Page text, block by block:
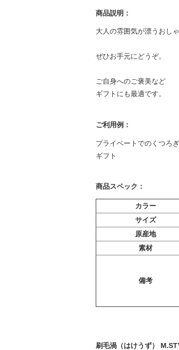
商品説明：
大人の雰囲気が漂うおし
ぜひお手元にどうぞ。
ご自身へのご褒美など
ギフトにも最適です。
ご利用例：
プライベートでのくつろ
ギフト
商品スペック：
カラー
サイズ
原産地
素材
備考
刷毛渦（はけうず）